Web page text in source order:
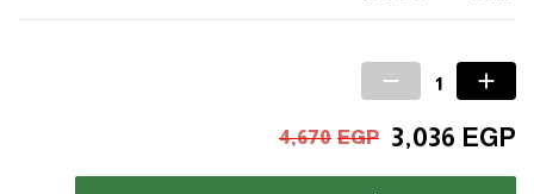
4,670 EGP 3,036 EGP